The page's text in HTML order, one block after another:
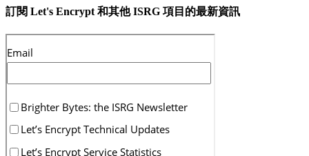
訂閱 Let's Encrypt 和其他 ISRG 項目的最新資訊